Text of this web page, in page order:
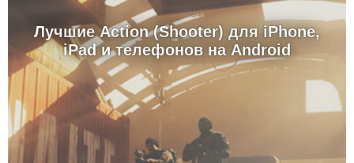
Лучшие Action (Shooter) для iPhone,
iPad и телефонов на Android